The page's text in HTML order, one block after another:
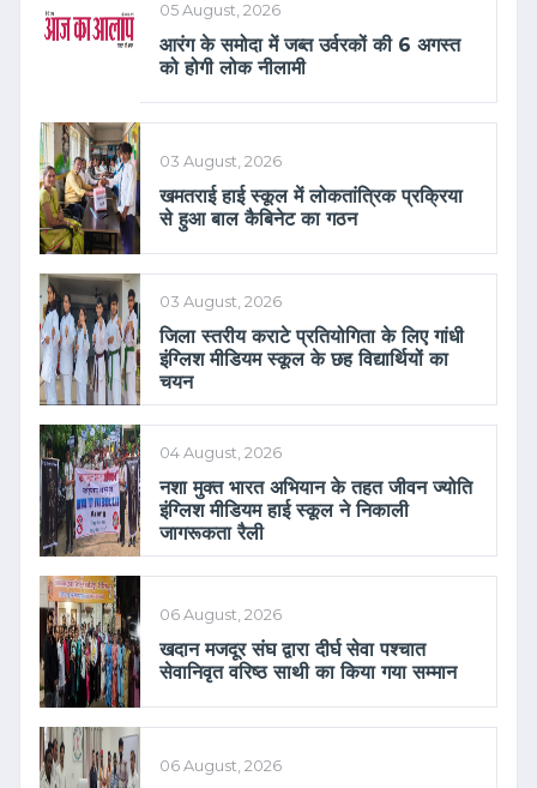
05 August, 2026
आरंग के समोदा में जब्त उर्वरकों की 6 अगस्त
को होगी लोक नीलामी
03 August, 2026
खमतराई हाई स्कूल में लोकतांत्रिक प्रक्रिया
से हुआ बाल कैबिनेट का गठन
03 August, 2026
जिला स्तरीय कराटे प्रतियोगिता के लिए गांधी
इंग्लिश मीडियम स्कूल के छह विद्यार्थियों का
चयन
04 August, 2026
नशा मुक्त भारत अभियान के तहत जीवन ज्योति
इंग्लिश मीडियम हाई स्कूल ने निकाली
जागरूकता रैली
06 August, 2026
खदान मजदूर संघ द्वारा दीर्घ सेवा पश्चात
सेवानिवृत वरिष्ठ साथी का किया गया सम्मान
06 August, 2026